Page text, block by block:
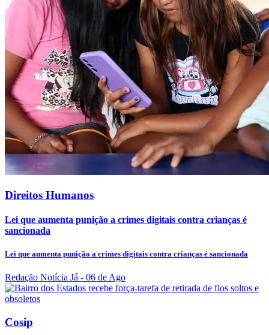
Direitos Humanos
Lei que aumenta punição a crimes digitais contra crianças é
sancionada
Lei que aumenta punição a crimes digitais contra crianças é sancionada
Redação Notícia Já - 06 de Ago
Cosip